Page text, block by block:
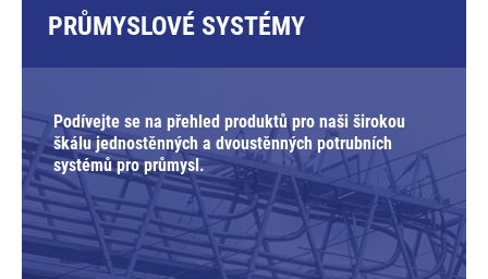
PRŮMYSLOVÉ SYSTÉMY
Podívejte se na přehled produktů pro naši širokou
škálu jednostěnných a dvoustěnných potrubních
systémů pro průmysl.